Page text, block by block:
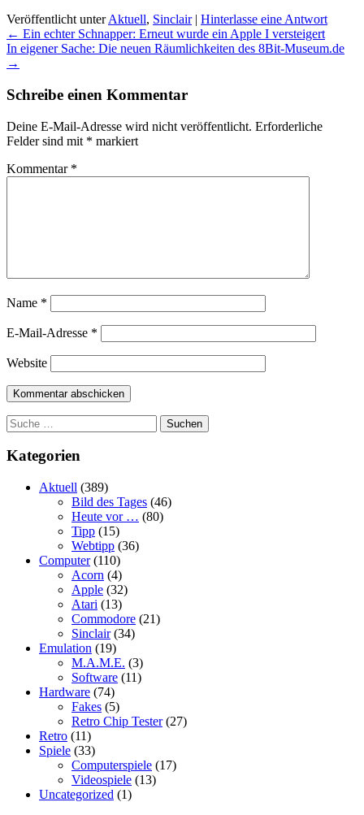
Veröffentlicht unterAktuell, Sinclair | Hinterlasse eine Antwort
Beitragsnavigation
← Ein echter Schnapper: Erneut wurde ein Apple I versteigert
In eigener Sache: Die neuen Räumlichkeiten des 8Bit-Museum.de
→
Schreibe einen Kommentar
Deine E-Mail-Adresse wird nicht veröffentlicht. Erforderliche
Felder sind mit * markiert
Kommentar *
Name *
E-Mail-Adresse *
Website
Suchen
Kategorien
Aktuell (389)
Bild des Tages (46)
Heute vor … (80)
Tipp (15)
Webtipp (36)
Computer(110)
Acorn (4)
Apple (32)
Atari (13)
Commodore (21)
Sinclair(34)
Emulation (19)
M.A.M.E. (3)
Software (11)
Hardware (74)
Fakes (5)
Retro Chip Tester(27)
Retro (11)
Spiele (33)
Computerspiele (17)
Videospiele (13)
Uncategorized (1)